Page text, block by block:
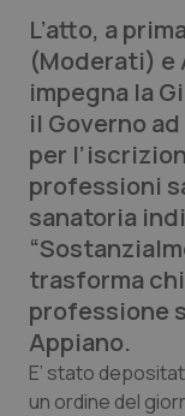
Lettere al
Edizioni
QS Pro
Professionisti
Abruzzo
Basilicata
Calabria
QS Pro
Artrite &
Asma &
QS Club
L’atto, a
(Moderati) e
impegna la
il Governo
per
professioni
sanatoria
trasforma
professione
Appiano.
E’ stato
un ordine del